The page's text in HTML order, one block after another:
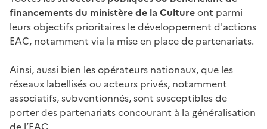
financements du ministère de la Cultureont parmi
leurs objectifs prioritaires le développement d'actions
EAC, notamment via la mise en place de partenariats.
Ainsi, aussi bien les opérateurs nationaux, que les
réseaux labellisés ou acteurs privés, notamment
associatifs, subventionnés, sont susceptibles de
porter des partenariats concourant à la généralisation